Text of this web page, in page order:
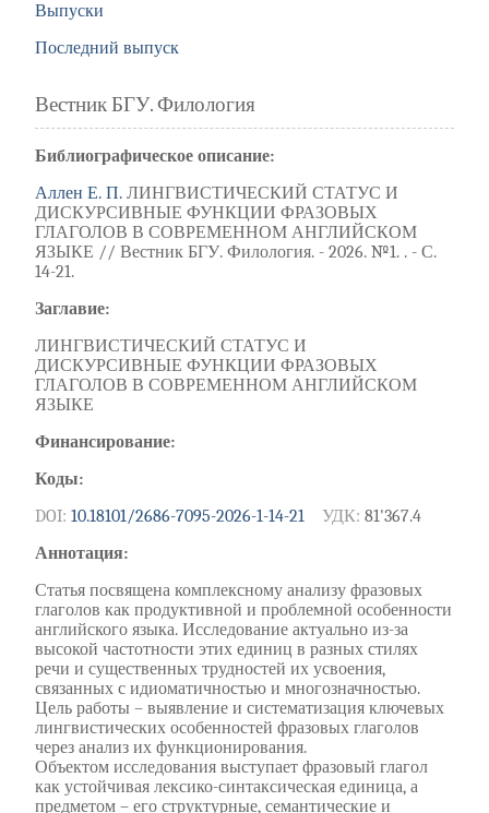
Выпуски
Последний выпуск
Вестник БГУ. Филология
Библиографическое описание:
Аллен Е. П. ЛИНГВИСТИЧЕСКИЙ СТАТУС И
ДИСКУРСИВНЫЕ ФУНКЦИИ ФРАЗОВЫХ
ГЛАГОЛОВ В СОВРЕМЕННОМ АНГЛИЙСКОМ
ЯЗЫКЕ // Вестник БГУ. Филология. - 2026. №1. . - С.
14-21.
Заглавие:
ЛИНГВИСТИЧЕСКИЙ СТАТУС И
ДИСКУРСИВНЫЕ ФУНКЦИИ ФРАЗОВЫХ
ГЛАГОЛОВ В СОВРЕМЕННОМ АНГЛИЙСКОМ
ЯЗЫКЕ
Финансирование:
Коды:
DOI: 10.18101/2686-7095-2026-1-14-21 УДК: 81'367.4
Аннотация:
Статья посвящена комплексному анализу фразовых
глаголов как продуктивной и проблемной особенности
английского языка. Исследование актуально из-за
высокой частотности этих единиц в разных стилях
речи и существенных трудностей их усвоения,
связанных с идиоматичностью и многозначностью.
Цель работы – выявление и систематизация ключевых
лингвистических особенностей фразовых глаголов
через анализ их функционирования.
Объектом исследования выступает фразовый глагол
как устойчивая лексико-синтаксическая единица, а
предметом – его структурные, семантические и